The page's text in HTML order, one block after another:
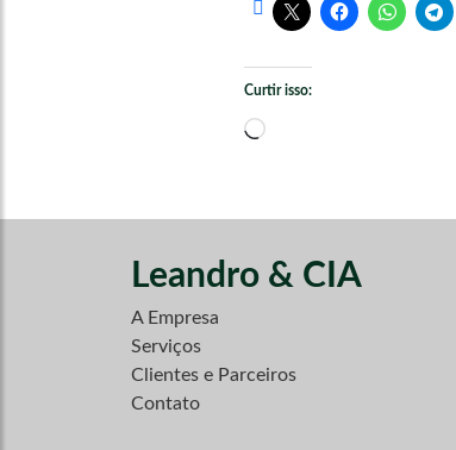
Curtir isso:
Carregando...
Leandro & CIA
A Empresa
Serviços
Clientes e Parceiros
Contato